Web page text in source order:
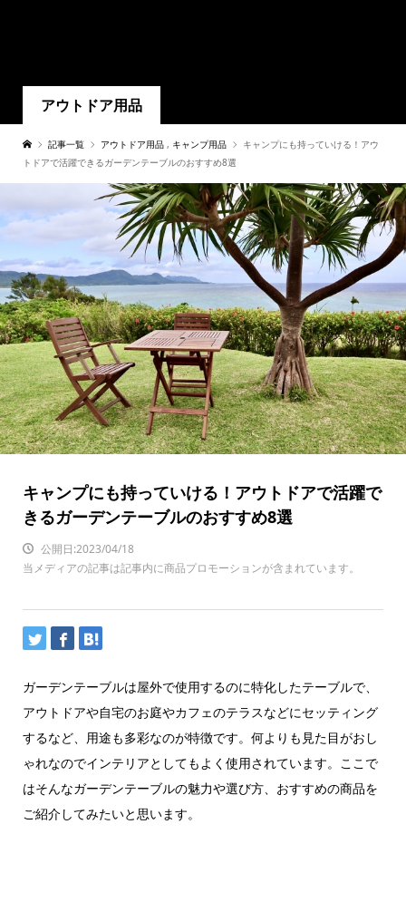
アウトドア用品
記事一覧 アウトドア用品 , キャンプ用品
キャンプにも持っていける！アウ
トドアで活躍できるガーデンテーブルのおすすめ8選
キャンプにも持っていける！アウトドアで活躍で
きるガーデンテーブルのおすすめ8選
公開日:2023/04/18
当メディアの記事は記事内に商品プロモーションが含まれています。
ガーデンテーブルは屋外で使用するのに特化したテーブルで、
アウトドアや自宅のお庭やカフェのテラスなどにセッティング
するなど、用途も多彩なのが特徴です。何よりも見た目がおし
ゃれなのでインテリアとしてもよく使用されています。ここで
はそんなガーデンテーブルの魅力や選び方、おすすめの商品を
ご紹介してみたいと思います。